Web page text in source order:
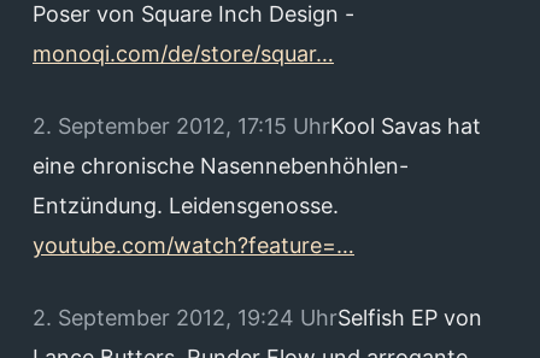
Poser von Square Inch Design -
monoqi.com/de/store/squar…
2. September 2012, 17:15 UhrKool Savas hat
eine chronische Nasennebenhöhlen-
Entzündung. Leidensgenosse.
youtube.com/watch?feature=…
2. September 2012, 19:24 UhrSelfish EP von